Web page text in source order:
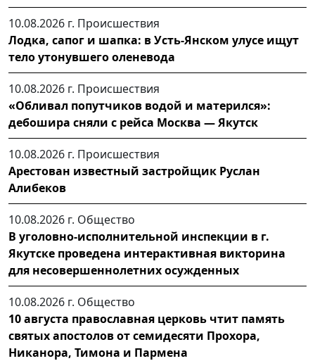
10.08.2026 г. Происшествия
Лодка, сапог и шапка: в Усть-Янском улусе ищут
тело утонувшего оленевода
10.08.2026 г. Происшествия
«Обливал попутчиков водой и матерился»:
дебошира сняли с рейса Москва — Якутск
10.08.2026 г. Происшествия
Арестован известный застройщик Руслан
Алибеков
10.08.2026 г. Общество
В уголовно-исполнительной инспекции в г.
Якутске проведена интерактивная викторина
для несовершеннолетних осужденных
10.08.2026 г. Общество
10 августа православная церковь чтит память
святых апостолов от семидесяти Прохора,
Никанора, Тимона и Пармена